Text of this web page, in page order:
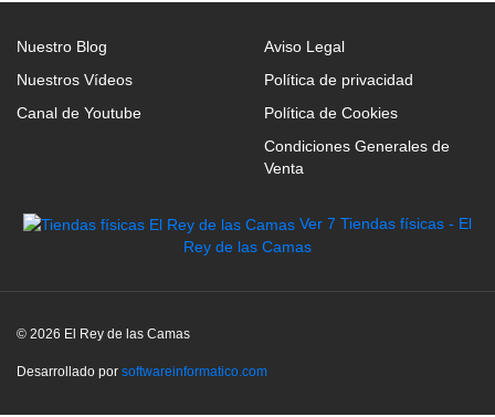
9cm, Alto 120cm
9cm Alto 120cm
Nuestro Blog
Nuestros Vídeos
Canal de Youtube
Aviso Legal
Política de privacidad
Política de Cookies
Condiciones Generales de
Venta
Ver 7 Tiendas físicas - El
Rey de las Camas
© 2026 El Rey de las Camas
Desarrollado por softwareinformatico.com